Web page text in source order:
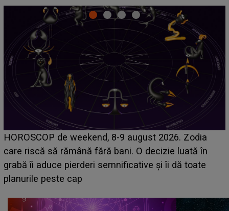
Emanuel a ținut ACEST DETALIU ASCUNS până
acum! În fața Alexandrei, concurentul din Casa Iubirii
face o MĂRTURISIRE NEAȘTEPTATĂ despre mama
sa: "I-am spus și ei în față, eu nu te iubesc pentru